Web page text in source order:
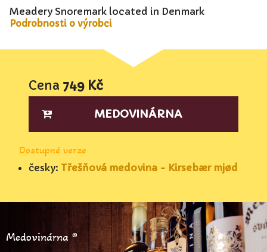
Meadery Snoremark located in Denmark
Podrobnosti o výrobci
Cena 749 Kč
MEDOVINÁRNA
Dostupné verze
česky: Třešňová medovina - Kirsebær mjød
Medovinárna ®